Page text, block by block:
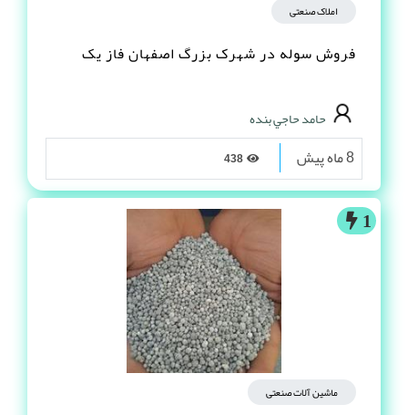
املاک صنعتی
فروش سوله در شهرک بزرگ اصفهان فاز یک
حامد حاجي بنده
8 ماه پیش
1
ماشین آلات صنعتی